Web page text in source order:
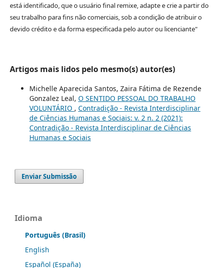
está identificado, que o usuário final remixe, adapte e crie a partir do
seu trabalho para fins não comerciais, sob a condição de atribuir o
devido crédito e da forma especificada pelo autor ou licenciante"
Artigos mais lidos pelo mesmo(s) autor(es)
Michelle Aparecida Santos, Zaira Fátima de Rezende
Gonzalez Leal, O SENTIDO PESSOAL DO TRABALHO
VOLUNTÁRIO , Contradição - Revista Interdisciplinar
de Ciências Humanas e Sociais: v. 2 n. 2 (2021):
Contradição - Revista Interdisciplinar de Ciências
Humanas e Sociais
Enviar Submissão
Idioma
Português (Brasil)
English
Español (España)